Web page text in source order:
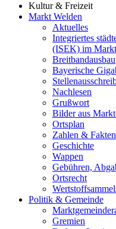
Kultur & Freizeit
Markt Welden
Aktuelles
Integriertes
(ISEK) im
Breitbandausbau
Bayerische
Nachlesen
Grußwort
Bilder aus
Ortsplan
Zahlen & Fakten
Geschichte
Wappen
Gebühren,
Ortsrecht
Politik & Gemeinde
Gremien